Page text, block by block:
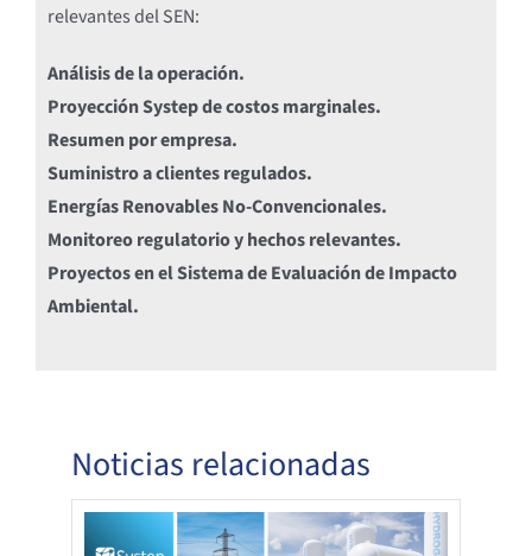
relevantes del SEN:
Análisis de la operación.
Proyección Systep de costos marginales.
Resumen por empresa.
Suministro a clientes regulados.
Energías Renovables No-Convencionales.
Monitoreo regulatorio y hechos relevantes.
Proyectos en el Sistema de Evaluación de Impacto
Ambiental.
Noticias relacionadas